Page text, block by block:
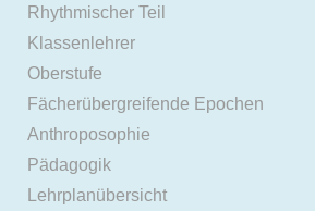
Rhythmischer Teil
Klassenlehrer
Oberstufe
Fächerübergreifende Epochen
Anthroposophie
Pädagogik
Lehrplanübersicht